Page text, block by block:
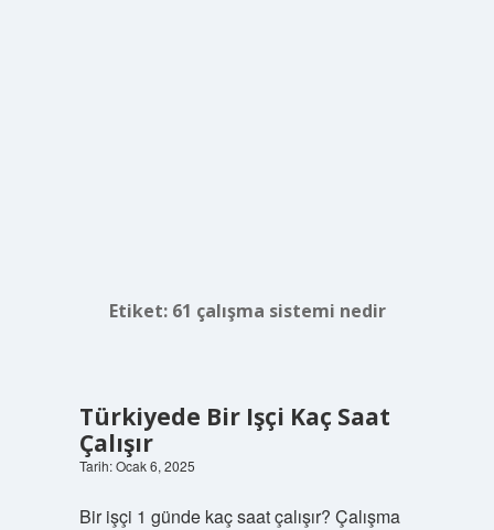
Etiket: 61 çalışma sistemi nedir
Türkiyede Bir Işçi Kaç Saat
Çalışır
Tarih: Ocak 6, 2025
Bir işçi 1 günde kaç saat çalışır? Çalışma